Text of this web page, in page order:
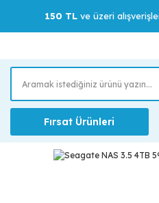
150 TLve üzeri
Fırsat Ürünleri